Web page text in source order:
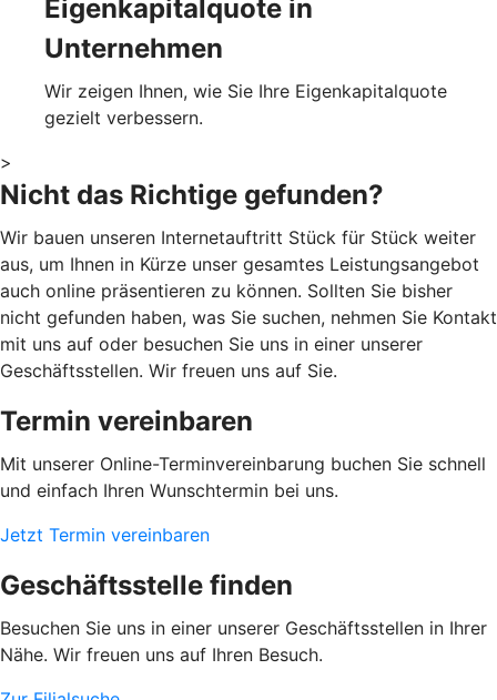
Eigenkapitalquote in
Unternehmen
Wir zeigen Ihnen, wie Sie Ihre Eigenkapitalquote
gezielt verbessern.
>
Nicht das Richtige gefunden?
Wir bauen unseren Internetauftritt Stück für Stück weiter
aus, um Ihnen in Kürze unser gesamtes Leistungsangebot
auch online präsentieren zu können. Sollten Sie bisher
nicht gefunden haben, was Sie suchen, nehmen Sie Kontakt
mit uns auf oder besuchen Sie uns in einer unserer
Geschäftsstellen. Wir freuen uns auf Sie.
Termin vereinbaren
Mit unserer Online-Terminvereinbarung buchen Sie schnell
und einfach Ihren Wunschtermin bei uns.
Jetzt Termin vereinbaren
Geschäftsstelle finden
Besuchen Sie uns in einer unserer Geschäftsstellen in Ihrer
Nähe. Wir freuen uns auf Ihren Besuch.